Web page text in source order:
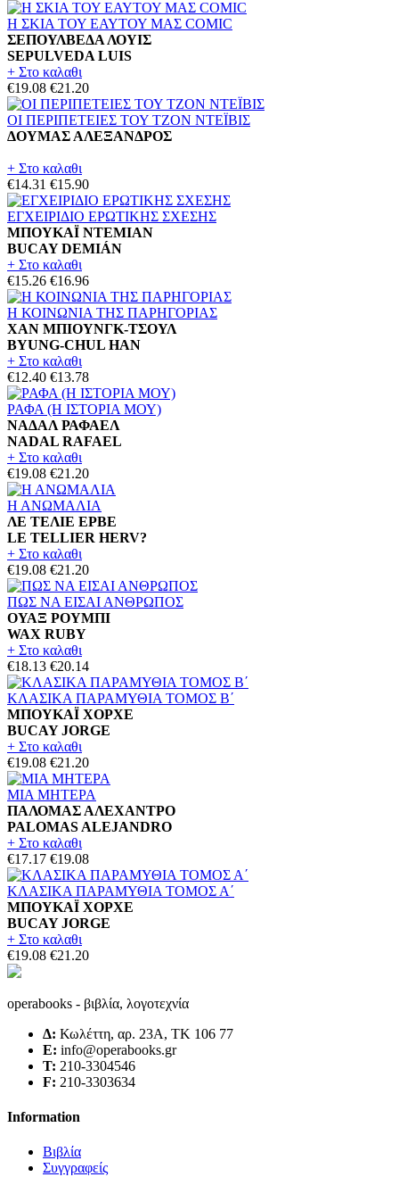
Η ΣΚΙΑ ΤΟΥ ΕΑΥΤΟΥ ΜΑΣ COMIC
ΣΕΠΟΥΛΒΕΔΑ ΛΟΥΙΣ
SEPULVEDA LUIS
+ Στο καλαθι
€19.08 €21.20
ΟΙ ΠΕΡΙΠΕΤΕΙΕΣ ΤΟΥ ΤΖΟΝ ΝΤΕΪΒΙΣ
ΔΟΥΜΑΣ ΑΛΕΞΑΝΔΡΟΣ
+ Στο καλαθι
€14.31 €15.90
ΕΓΧΕΙΡΙΔΙΟ ΕΡΩΤΙΚΗΣ ΣΧΕΣΗΣ
ΜΠΟΥΚΑΪ ΝΤΕΜΙΑΝ
BUCAY DEMIÁN
+ Στο καλαθι
€15.26 €16.96
Η ΚΟΙΝΩΝΙΑ ΤΗΣ ΠΑΡΗΓΟΡΙΑΣ
ΧΑΝ ΜΠΙΟΥΝΓΚ-ΤΣΟΥΛ
BYUNG-CHUL HAN
+ Στο καλαθι
€12.40 €13.78
ΡΑΦΑ (Η ΙΣΤΟΡΙΑ ΜΟΥ)
ΝΑΔΑΛ ΡΑΦΑΕΛ
NADAL RAFAEL
+ Στο καλαθι
€19.08 €21.20
Η ΑΝΩΜΑΛΙΑ
ΛΕ ΤΕΛΙΕ ΕΡΒΕ
LE TELLIER HERV?
+ Στο καλαθι
€19.08 €21.20
ΠΩΣ ΝΑ ΕΙΣΑΙ ΑΝΘΡΩΠΟΣ
ΟΥΑΞ ΡΟΥΜΠΙ
WAX RUBY
+ Στο καλαθι
€18.13 €20.14
ΚΛΑΣΙΚΑ ΠΑΡΑΜΥΘΙΑ ΤΟΜΟΣ Β΄
ΜΠΟΥΚΑΪ ΧΟΡΧΕ
BUCAY JORGE
+ Στο καλαθι
€19.08 €21.20
ΜΙΑ ΜΗΤΕΡΑ
ΠΑΛΟΜΑΣ ΑΛΕΧΑΝΤΡΟ
PALOMAS ALEJANDRO
+ Στο καλαθι
€17.17 €19.08
ΚΛΑΣΙΚΑ ΠΑΡΑΜΥΘΙΑ ΤΟΜΟΣ Α΄
ΜΠΟΥΚΑΪ ΧΟΡΧΕ
BUCAY JORGE
+ Στο καλαθι
€19.08 €21.20
operabooks - βιβλία, λογοτεχνία
Δ: Κωλέττη, αρ. 23Α, ΤΚ 106 77
E: info@operabooks.gr
Τ: 210-3304546
F: 210-3303634
Information
Βιβλία
Συγγραφείς